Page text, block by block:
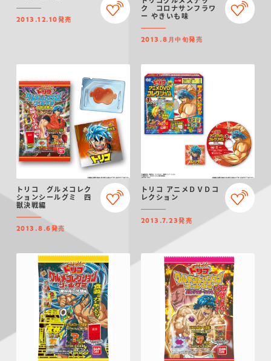
2013.12.10発売
ク コロナサンフラワ
ー やきいも味
2013.8月中旬発売
トリコ グルメコレク
ションシールグミ 四
獣決戦編
2013.8.6発売
トリコ アニメＤＶＤコ
レクション
2013.7.23発売